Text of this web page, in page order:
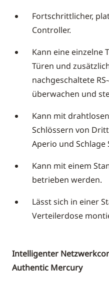
Fortschrittlicher,
Controller.
Kann eine einzelne
Türen und
nachgeschaltete
überwachen und
Kann mit
Schlössern von
Aperio und Schlage
Kann mit einem
betrieben werden.
Lässt sich in einer
Verteilerdose
Intelligenter
Authentic Mercury